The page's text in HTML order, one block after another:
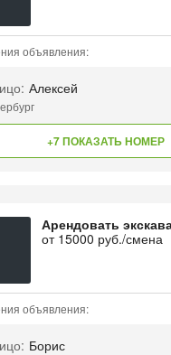
объявления:
Алексей
+7 ПОКАЗАТЬ НОМЕР
Арендовать
от 15000 руб./смена
объявления:
Борис